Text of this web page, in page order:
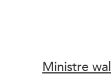
Ministre